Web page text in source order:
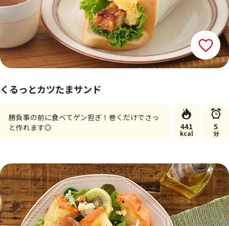
くるっとカツたまサンド
勝負事の前に食べてゲン担ぎ！巻くだけでさっ
と作れます◎
441
kcal
5
分